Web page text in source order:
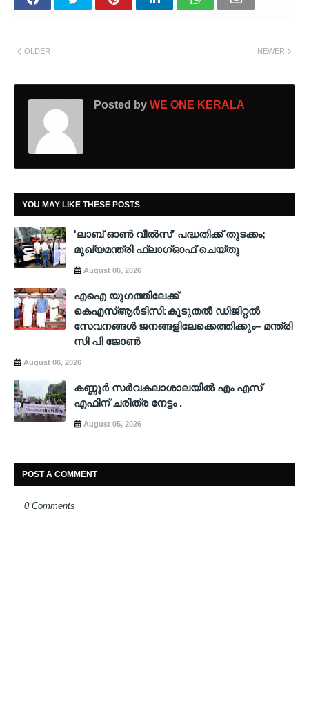
NEWER
OLDER
Posted by WE ONE KERALA
YOU MAY LIKE THESE POSTS
'ലാബ് ഓൺ വീൽസ്' പദ്ധതിക്ക് തുടക്കം;
മുഖ്യമന്ത്രി ഫ്ലാഗ്ഓഫ് ചെയ്തു
August 06, 2026
എഐ യുഗത്തിലേക്ക്
കെഎസ്ആർടിസി:കൂടുതൽ ഡിജിറ്റൽ
സേവനങ്ങൾ ജനങ്ങളിലേക്കെത്തിക്കും– മന്ത്രി
സി പി ജോൺ
August 06, 2026
കണ്ണൂർ സർവകലാശാലയിൽ എം എസ്
എഫിന് ചരിത്ര നേട്ടം .
August 05, 2026
POST A COMMENT
0 Comments